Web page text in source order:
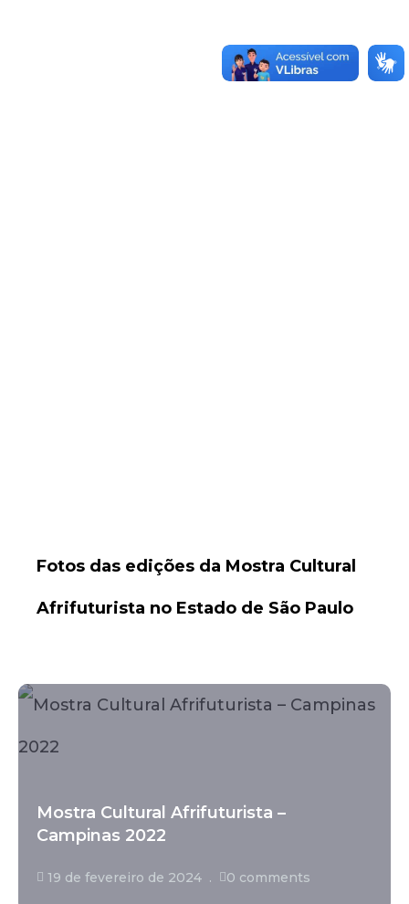
Fotos das edições da Mostra Cultural
Afrifuturista no Estado de São Paulo
Mostra Cultural Afrifuturista –
Campinas 2022
19 de fevereiro de 2024 0 comments